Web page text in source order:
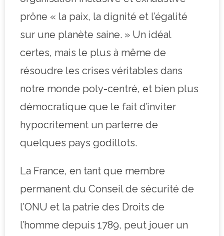
prône « la paix, la dignité et l’égalité
sur une planète saine. » Un idéal
certes, mais le plus à même de
résoudre les crises véritables dans
notre monde poly-centré, et bien plus
démocratique que le fait d’inviter
hypocritement un parterre de
quelques pays godillots.
La France, en tant que membre
permanent du Conseil de sécurité de
l’ONU et la patrie des Droits de
l’homme depuis 1789, peut jouer un